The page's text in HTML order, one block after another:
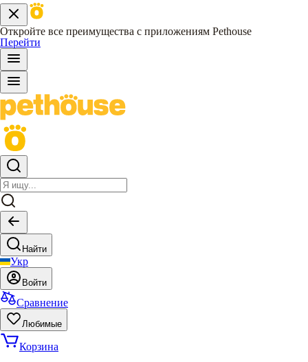
Откройте все преимущества с приложениям Pethouse
Перейти
Найти
Укр
Войти
Сравнение
Любимые
Корзина